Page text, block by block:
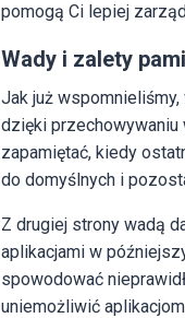
pomogą Ci lepiej
Wady i zalety
Jak już
dzięki przechowywaniu
zapamiętać, kiedy
do domyślnych i
Z drugiej strony wadą
aplikacjami w
spowodować
uniemożliwić